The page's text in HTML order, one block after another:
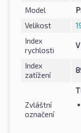
Model
Velikost
Index
rychlosti
V
Index
zatížení
Zvláštní
označení